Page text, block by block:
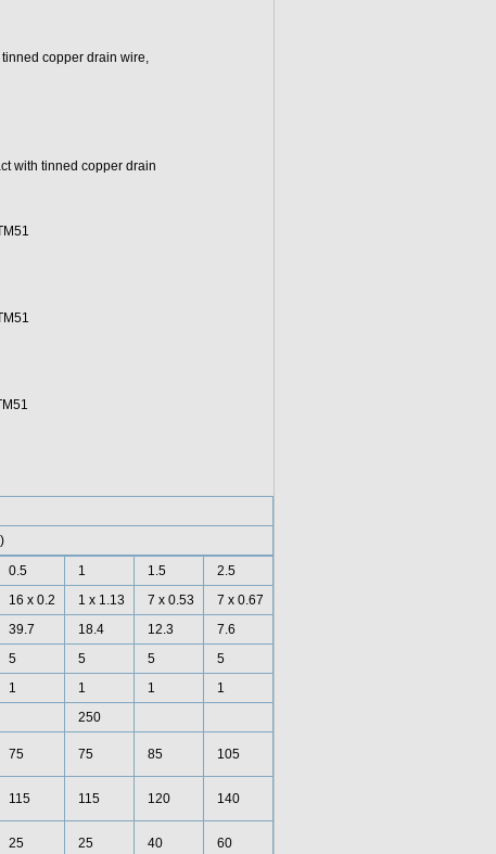
copper drain wire,
with tinned copper drain
0.5 1 1.5
2.5
16 x 0.2 1 x 1.13 7 x 0.53
7 x 0.67
39.7 18.4 12.3
7.6
5 5 5
5
1 1 1
1
250
75 75 85 105
115 115 120 140
25 25 40 60